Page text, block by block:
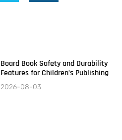
Board Book Safety and Durability
Features for Children’s Publishing
2026-08-03